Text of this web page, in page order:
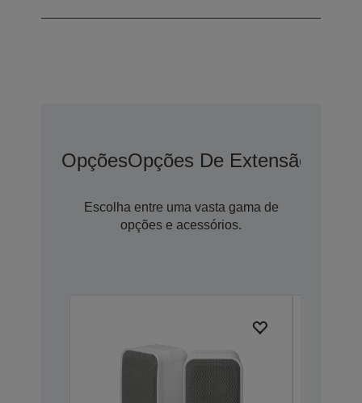
OpçõesOpções De Extensão De
Escolha entre uma vasta gama de
opções e acessórios.